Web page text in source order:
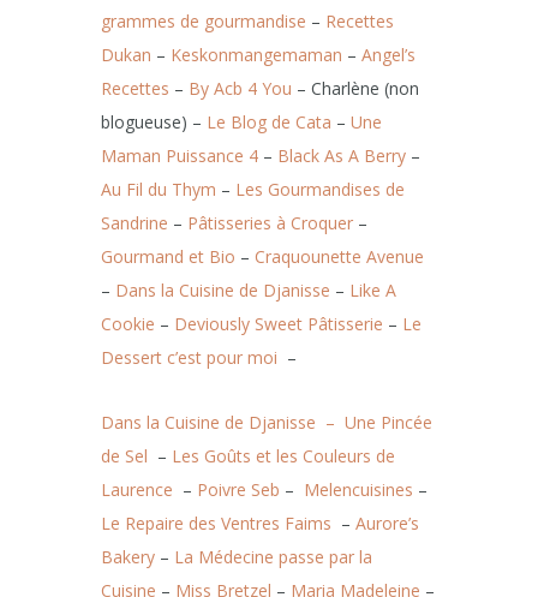
grammes de gourmandise – Recettes
Dukan – Keskonmangemaman – Angel’s
Recettes – By Acb 4 You – Charlène (non
blogueuse) – Le Blog de Cata – Une
Maman Puissance 4 – Black As A Berry –
Au Fil du Thym – Les Gourmandises de
Sandrine – Pâtisseries à Croquer –
Gourmand et Bio – Craquounette Avenue
– Dans la Cuisine de Djanisse – Like A
Cookie – Deviously Sweet Pâtisserie – Le
Dessert c’est pour moi –
Dans la Cuisine de Djanisse – Une Pincée
de Sel – Les Goûts et les Couleurs de
Laurence – Poivre Seb – Melencuisines –
Le Repaire des Ventres Faims – Aurore’s
Bakery – La Médecine passe par la
Cuisine – Miss Bretzel – Maria Madeleine –